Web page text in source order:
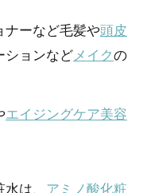
ナーなど毛髪や頭皮
ションなど メイクの
エイジングケア美容
は、 アミノ酸化粧